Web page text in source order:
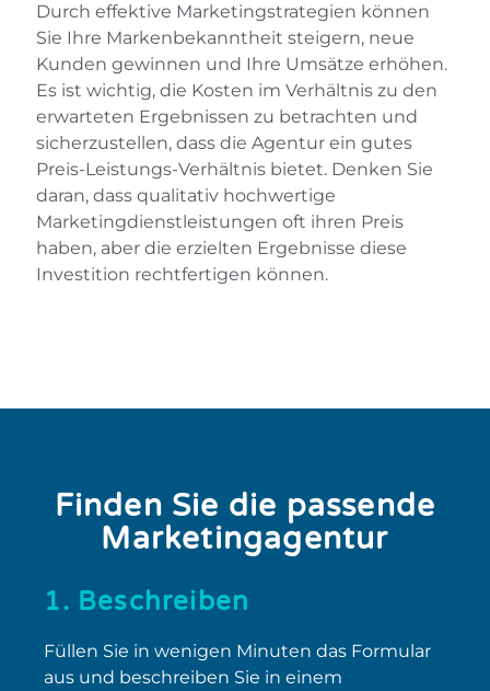
Durch effektive Marketingstrategien können
Sie Ihre Markenbekanntheit steigern, neue
Kunden gewinnen und Ihre Umsätze erhöhen.
Es ist wichtig, die Kosten im Verhältnis zu den
erwarteten Ergebnissen zu betrachten und
sicherzustellen, dass die Agentur ein gutes
Preis-Leistungs-Verhältnis bietet. Denken Sie
daran, dass qualitativ hochwertige
Marketingdienstleistungen oft ihren Preis
haben, aber die erzielten Ergebnisse diese
Investition rechtfertigen können.
Finden Sie die passende
Marketingagentur
1. Beschreiben
Füllen Sie in wenigen Minuten das Formular
aus und beschreiben Sie in einem